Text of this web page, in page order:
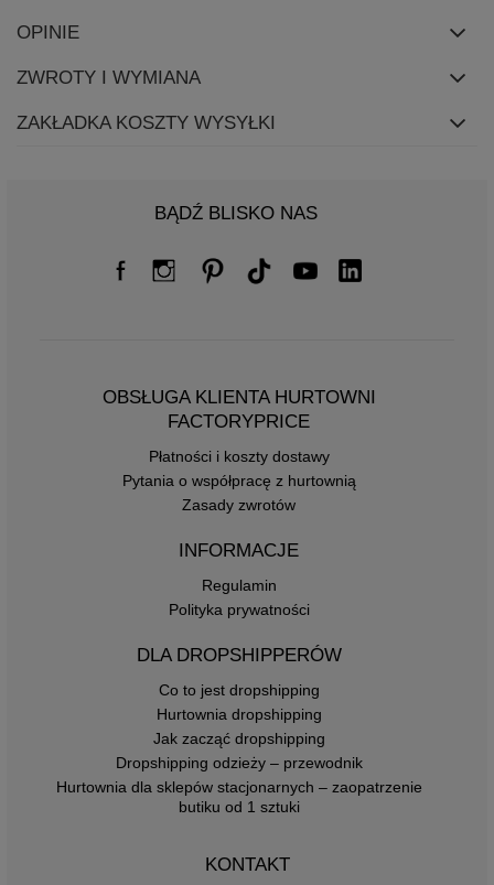
OPINIE
ZWROTY I WYMIANA
ZAKŁADKA KOSZTY WYSYŁKI
BĄDŹ BLISKO NAS
OBSŁUGA KLIENTA HURTOWNI
FACTORYPRICE
Płatności i koszty dostawy
Pytania o współpracę z hurtownią
Zasady zwrotów
INFORMACJE
Regulamin
Polityka prywatności
DLA DROPSHIPPERÓW
Co to jest dropshipping
Hurtownia dropshipping
Jak zacząć dropshipping
Dropshipping odzieży – przewodnik
Hurtownia dla sklepów stacjonarnych – zaopatrzenie
butiku od 1 sztuki
KONTAKT